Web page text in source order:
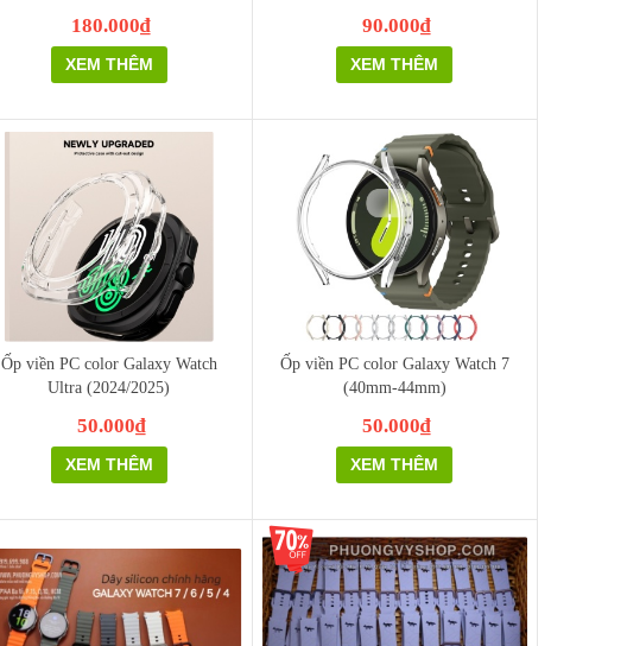
180.000₫
XEM THÊM
90.000₫
XEM THÊM
Ốp viền PC color Galaxy Watch
Ultra (2024/2025)
50.000₫
XEM THÊM
Ốp viền PC color Galaxy Watch 7
(40mm-44mm)
50.000₫
XEM THÊM